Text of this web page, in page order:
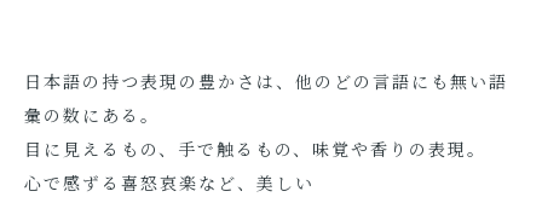
日本語の持つ表現の豊かさは、他のどの言語にも無い語
彙の数にある。
目に見えるもの、手で触るもの、味覚や香りの表現。
心で感ずる喜怒哀楽など、美しい